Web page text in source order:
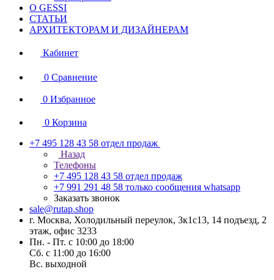
О GESSI
СТАТЬИ
АРХИТЕКТОРАМ И ДИЗАЙНЕРАМ
Кабинет
0 Сравнение
0 Избранное
0 Корзина
+7 495 128 43 58 отдел продаж
Назад
Телефоны
+7 495 128 43 58 отдел продаж
+7 991 291 48 58 только сообщения whatsapp
Заказать звонок
sale@rutap.shop
г. Москва, Холодильный переулок, 3к1с13, 14 подъезд, 2
этаж, офис 3233
Пн. - Пт. с 10:00 до 18:00
Сб. с 11:00 до 16:00
Вс. выходной